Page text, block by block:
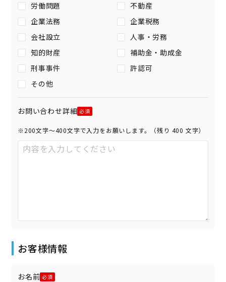
労働問題
不動産
企業法務
企業税務
会社設立
人事・労務
知的財産
補助金・助成金
刑事事件
許認可
その他
お問い合わせ詳細
※200文字〜400文字で入力をお願いします。（残り 400 文字）
お客様情報
お名前